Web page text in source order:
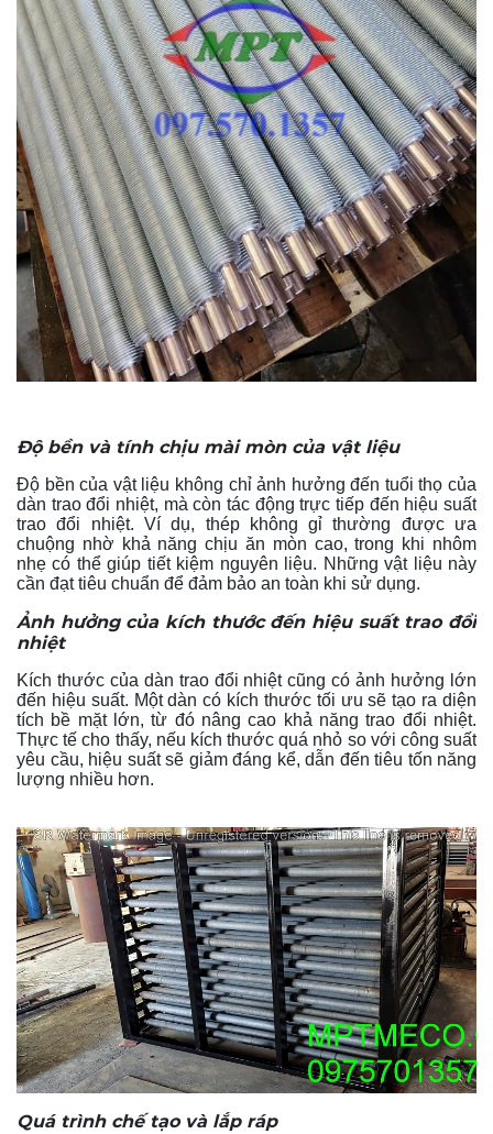
Độ bền và tính chịu mài mòn của vật liệu
Độ bền của vật liệu không chỉ ảnh hưởng đến tuổi thọ của
dàn trao đổi nhiệt, mà còn tác động trực tiếp đến hiệu suất
trao đổi nhiệt. Ví dụ, thép không gỉ thường được ưa
chuộng nhờ khả năng chịu ăn mòn cao, trong khi nhôm
nhẹ có thể giúp tiết kiệm nguyên liệu. Những vật liệu này
cần đạt tiêu chuẩn để đảm bảo an toàn khi sử dụng.
Ảnh hưởng của kích thước đến hiệu suất trao đổi
nhiệt
Kích thước của dàn trao đổi nhiệt cũng có ảnh hưởng lớn
đến hiệu suất. Một dàn có kích thước tối ưu sẽ tạo ra diện
tích bề mặt lớn, từ đó nâng cao khả năng trao đổi nhiệt.
Thực tế cho thấy, nếu kích thước quá nhỏ so với công suất
yêu cầu, hiệu suất sẽ giảm đáng kể, dẫn đến tiêu tốn năng
lượng nhiều hơn.
Quá trình chế tạo và lắp ráp